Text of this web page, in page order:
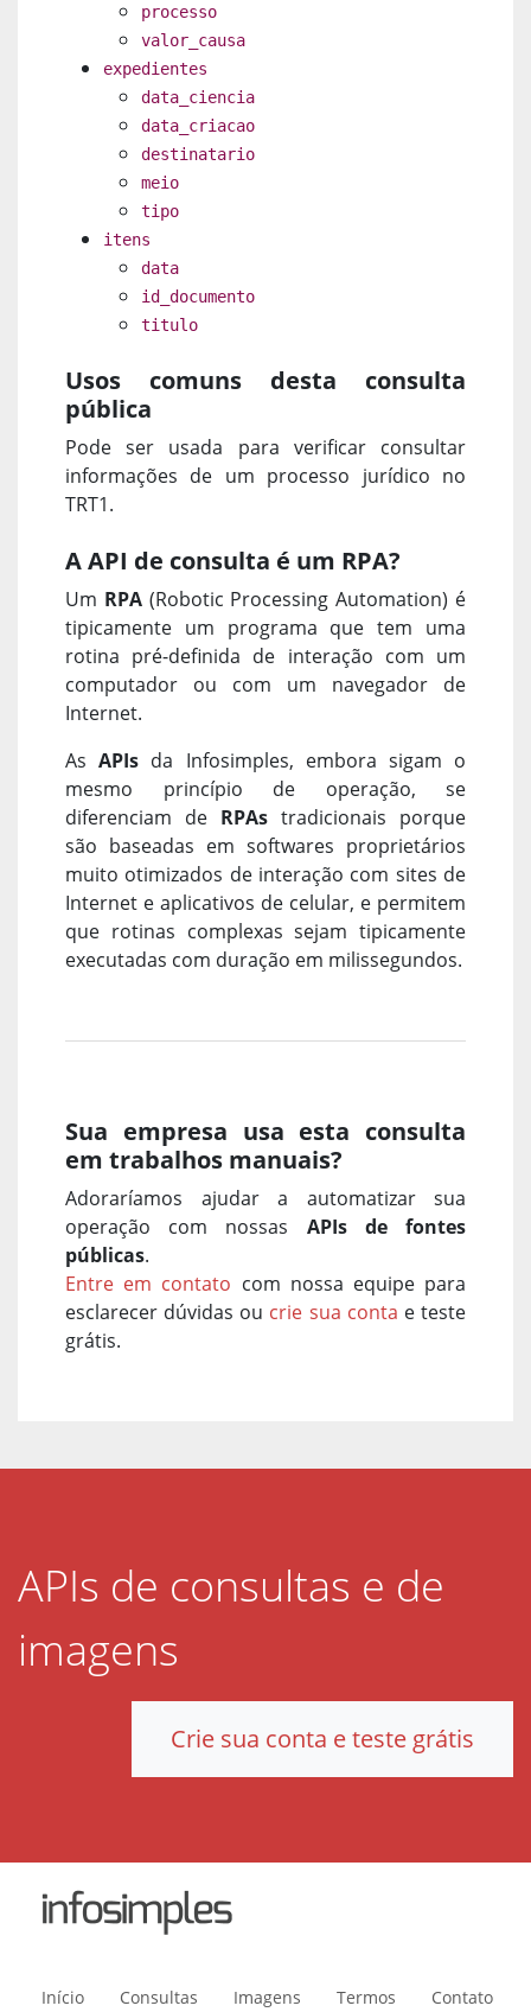
processo
valor_causa
expedientes
data_ciencia
data_criacao
destinatario
meio
tipo
itens
data
id_documento
titulo
Usos comuns desta consulta
pública
Pode ser usada para verificar consultar
informações de um processo jurídico no
TRT1.
A API de consulta é um RPA?
Um RPA(Robotic Processing Automation) é
tipicamente um programa que tem uma
rotina pré-definida de interação com um
computador ou com um navegador de
Internet.
AsAPIs da Infosimples, embora sigam o
mesmo princípio de operação, se
diferenciam de RPAs tradicionais porque
são baseadas em softwares proprietários
muito otimizados de interação com sites de
Internet e aplicativos de celular, e permitem
que rotinas complexas sejam tipicamente
executadas com duração em milissegundos.
Sua empresa usa esta consulta
em trabalhos manuais?
Adoraríamos ajudar a automatizar sua
operação com nossas APIs de fontes
públicas.
Entre em contato com nossa equipe para
esclarecer dúvidas ou crie sua conta e teste
grátis.
APIs de consultas e de
imagens
Crie sua conta e teste grátis
Início Consultas Imagens Termos Contato